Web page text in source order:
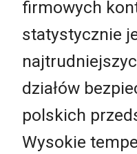
firmowych
statystycznie
działów
polskich
Wysokie